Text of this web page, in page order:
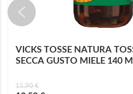
VICKS TOSSE NATURA
SECCA GUSTO MIELE 140
15,90 €